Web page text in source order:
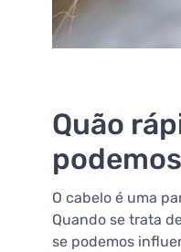
Quão
O cabelo é uma
Quando se trata
se podemos